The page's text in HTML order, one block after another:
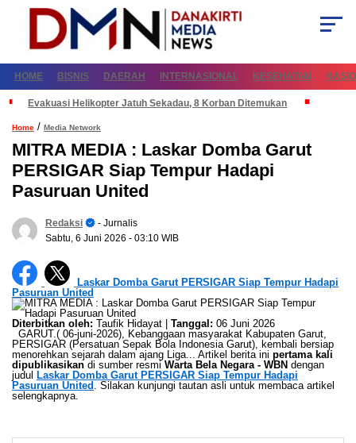
HOME BISNIS DAERAH INTERNASIONAL KESEHATAN
Evakuasi Helikopter Jatuh Sekadau, 8 Korban Ditemukan
Home / Media Network
MITRA MEDIA : Laskar Domba Garut
PERSIGAR Siap Tempur Hadapi
Pasuruan United
Redaksi
- Jurnalis
Sabtu, 6 Juni 2026 - 03:10 WIB
Laskar Domba Garut PERSIGAR Siap Tempur Hadapi
Pasuruan United
Diterbitkan oleh: Taufik Hidayat | Tanggal: 06 Juni 2026
GARUT.( 06-juni-2026), Kebanggaan masyarakat Kabupaten Garut,
PERSIGAR (Persatuan Sepak Bola Indonesia Garut), kembali bersiap
menorehkan sejarah dalam ajang Liga... Artikel berita ini pertama kali
dipublikasikan di sumber resmi Warta Bela Negara - WBN dengan
judul Laskar Domba Garut PERSIGAR Siap Tempur Hadapi
Pasuruan United . Silakan kunjungi tautan asli untuk membaca artikel
selengkapnya.